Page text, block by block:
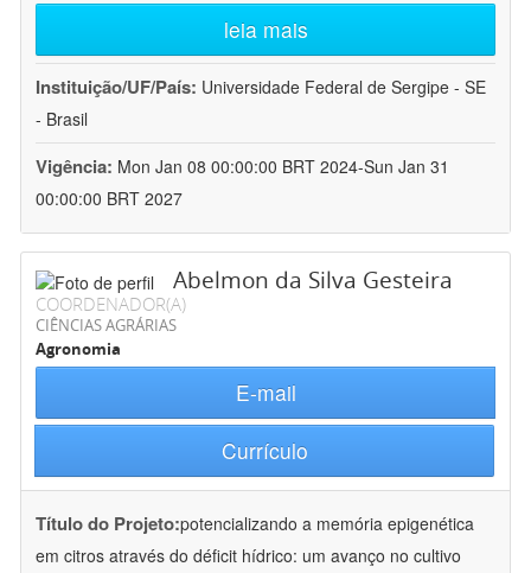
leia mais
Instituição/UF/País: Universidade Federal de Sergipe - SE
- Brasil
Vigência: Mon Jan 08 00:00:00 BRT 2024-Sun Jan 31
00:00:00 BRT 2027
Abelmon da Silva Gesteira
COORDENADOR(A)
CIÊNCIAS AGRÁRIAS
Agronomia
E-mail
Currículo
Título do Projeto:potencializando a memória epigenética
em citros através do déficit hídrico: um avanço no cultivo